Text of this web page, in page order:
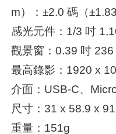
m）：±2.0 碼（±1.83
感光元件：1/3 吋
觀景窗：0.39 吋
最高錄影：1920 x
介面：USB-C、
尺寸：31 x 58.9 x
重量：151g